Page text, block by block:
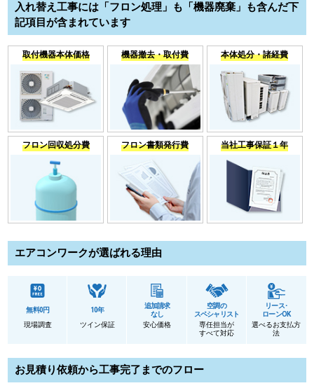
入れ替え工事には「フロン処理」も「機器廃棄」も含んだ下
記項目が含まれています
取付機器本体価格 機器撤去・取付費 本体処分・諸経費
フロン回収処分費 フロン書類発行費 当社工事保証１年
エアコンワークが選ばれる理由
無料0円
現場調査
10年
ツイン保証
追加請求
なし
安心価格
空調の
スペシャリスト
専任担当が
すべて対応
リース･
ローンOK
選べるお支払方
法
お見積り依頼から工事完了までのフロー